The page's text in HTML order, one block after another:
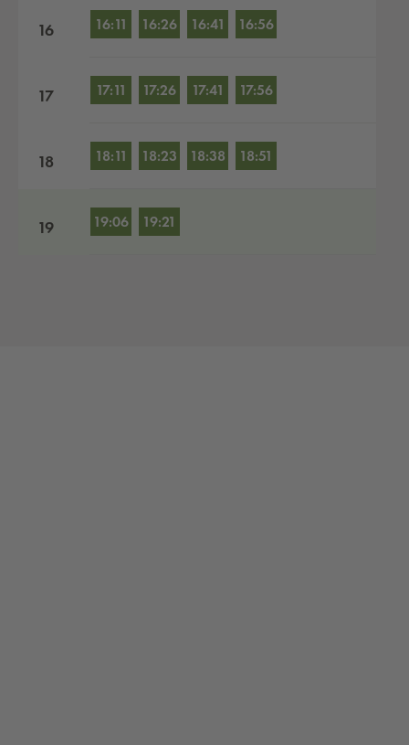
16 16:11 16:26 16:41 16:56
17 17:11 17:26 17:41 17:56
18 18:11 18:23 18:38 18:51
19 19:06 19:21